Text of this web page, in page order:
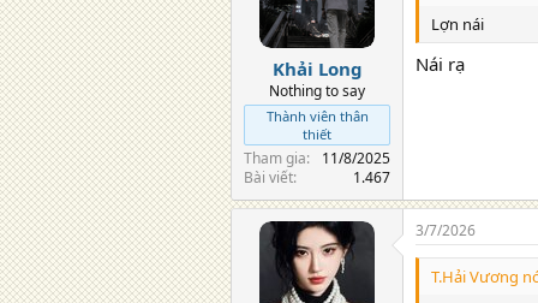
Khải Long
Nothing to say
Thành viên thân
thiết
Tham gia
11/8/2025
Bài viết
1.467
Lợn nái
Nái rạ
3/7/2026
T.Hải Vương